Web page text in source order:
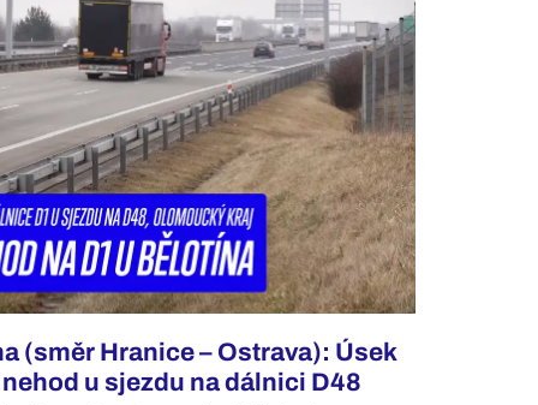
(směr Hranice – Ostrava): Úsek
u sjezdu na dálnici D48